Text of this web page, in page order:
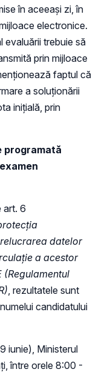
în aceeași zi, în
electronice.
evaluării trebuie să
prin mijloace
faptul că
a soluționării
inițială, prin
programată
art. 6
datelor
a acestor
, rezultatele sunt
candidatului
iunie), Ministerul
între orele 8:00 -